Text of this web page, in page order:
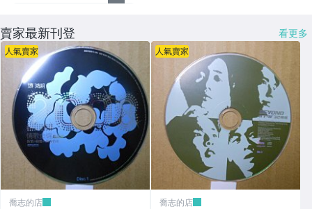
賣家最新刊登 看更多
人氣賣家
喬志的店
人氣賣家
喬志的店